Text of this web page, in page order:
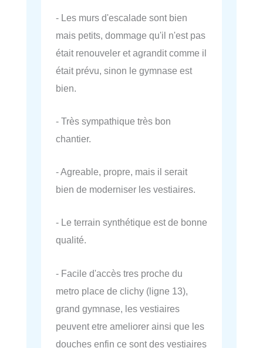
- Les murs d'escalade sont bien
mais petits, dommage qu'il n'est pas
était renouveler et agrandit comme il
était prévu, sinon le gymnase est
bien.
- Très sympathique très bon
chantier.
- Agreable, propre, mais il serait
bien de moderniser les vestiaires.
- Le terrain synthétique est de bonne
qualité.
- Facile d'accès tres proche du
metro place de clichy (ligne 13),
grand gymnase, les vestiaires
peuvent etre ameliorer ainsi que les
douches enfin ce sont des vestiaires